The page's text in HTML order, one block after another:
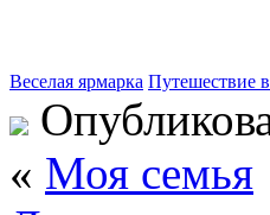
Веселая ярмарка Путешествие
« Моя семья